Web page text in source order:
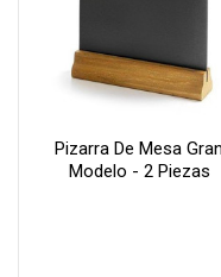
Pizarra De Mesa Gran
Modelo - 2 Piezas